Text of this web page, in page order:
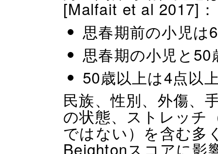
[Malfait et al 2017]：
思春期前の小児は
思春期の小児と
50歳以上は4点以
民族、性別、外傷、
の状態、ストレッチ
ではない）を含む多
Beightonスコアに影